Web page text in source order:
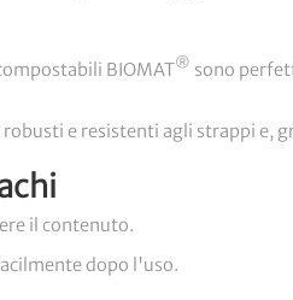
BIOMAT® sono
e resistenti agli strappi e,
il contenuto.
dopo l'uso.